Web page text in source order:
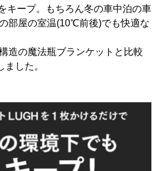
キープ。もちろん冬の車中泊の車
部屋の室温(10℃前後)でも快適な
造の魔法瓶ブランケットと比較
した。